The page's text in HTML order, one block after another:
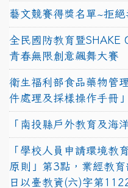
藝文競賽得獎名單~拒
全民國防教育暨SHAKE
青春無限創意飆舞大賽
衛生福利部食品藥物管
件處理及採樣操作手冊」
「南投縣戶外教育及海
「學校人員申請環境教
原則」第3點，業經教
日以臺教資(六)字第